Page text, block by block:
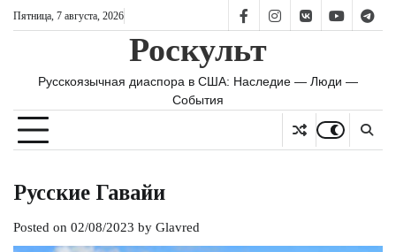
SkipПятница, 7 августа, 2026
FB IS vk YT TG
Роскульт
Русскоязычная диаспора в США: Наследие — Люди —
События
Русские Гавайи
Posted on 02/08/2023 by Glavred